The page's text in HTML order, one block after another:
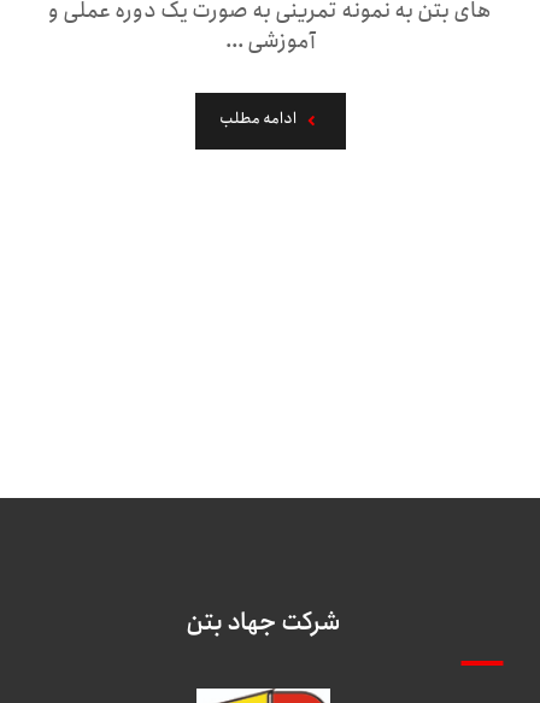
های بتن به نمونه تمرینی به صورت یک دوره عملی و
آموزشی ...
ادامه مطلب
شرکت جهاد بتن